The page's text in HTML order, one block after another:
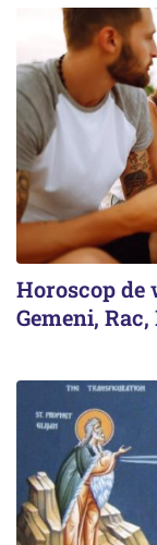
Horoscop de
Gemeni,